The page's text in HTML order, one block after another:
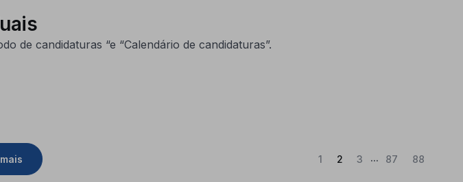
de candidaturas “e “Calendário de candidaturas”.
1 2(Atual)
3 ... 87 88